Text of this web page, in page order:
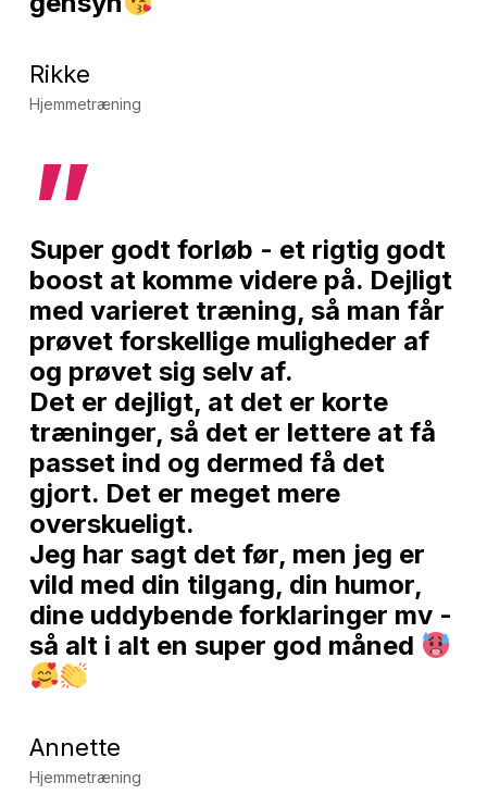
Rikke
Hjemmetræning
”
Super godt forløb - et rigtig godt
boost at komme videre på. Dejligt
med varieret træning, så man får
prøvet forskellige muligheder af
og prøvet sig selv af.
Det er dejligt, at det er korte
træninger, så det er lettere at få
passet ind og dermed få det
gjort. Det er meget mere
overskueligt.
Jeg har sagt det før, men jeg er
vild med din tilgang, din humor,
dine uddybende forklaringer mv -
så alt i alt en super god måned
Annette
Hjemmetræning